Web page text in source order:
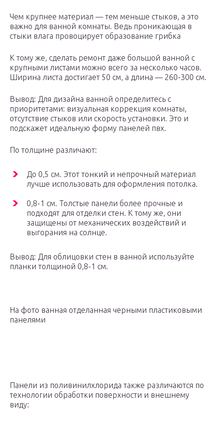
Чем крупнее материал — тем меньше стыков, а это
важно для ванной комнаты. Ведь проникающая в
стыки влага провоцирует образование грибка
К тому же, сделать ремонт даже большой ванной с
крупными листами можно всего за несколько часов.
Ширина листа достигает 50 см, а длина — 260-300 см.
Вывод: Для дизайна ванной определитесь с
приоритетами: визуальная коррекция комнаты,
отсутствие стыков или скорость установки. Это и
подскажет идеальную форму панелей пвх.
По толщине различают:
До 0,5 см. Этот тонкий и непрочный материал
лучше использовать для оформления потолка.
0,8-1 см. Толстые панели более прочные и
подходят для отделки стен. К тому же, они
защищены от механических воздействий и
выгорания на солнце.
Вывод: Для облицовки стен в ванной используйте
планки толщиной 0,8-1 см.
На фото ванная отделанная черными пластиковыми
панелями
Панели из поливинилхлорида также различаются по
технологии обработки поверхности и внешнему
виду: